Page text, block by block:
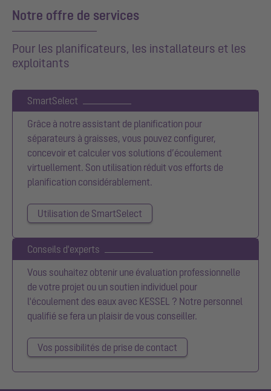
Notre offre de services
Pour les planificateurs, les installateurs et les
exploitants
SmartSelect
Grâce à notre assistant de planification pour
séparateurs à graisses, vous pouvez configurer,
concevoir et calculer vos solutions d’écoulement
virtuellement. Son utilisation réduit vos efforts de
planification considérablement.
Utilisation de SmartSelect
Conseils d'experts
Vous souhaitez obtenir une évaluation professionnelle
de votre projet ou un soutien individuel pour
l'écoulement des eaux avec KESSEL ? Notre personnel
qualifié se fera un plaisir de vous conseiller.
Vos possibilités de prise de contact